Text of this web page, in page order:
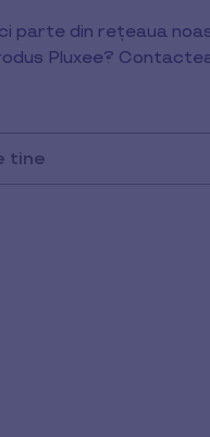
parte din rețeaua
Pluxee?
tine